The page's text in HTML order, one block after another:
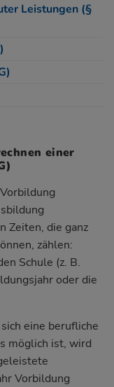
Leistungen (§
einer
Zeiten, die ganz
zählen:
Schule (z. B.
oder die
eine berufliche
möglich ist, wird
Vorbildung